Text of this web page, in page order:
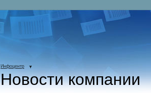
Инфоцентр
Новости компании